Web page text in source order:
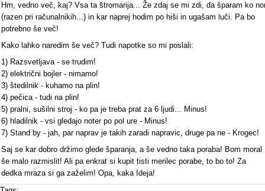
Hm, vedno več, kaj? Vsa ta štromarija... Že zdaj se mi zdi, da šparam ko
(razen pri računalnikih...) in kar naprej hodim po hiši in ugašam luči. Pa bo
potrebno še več!
Kako lahko naredim še več? Tudi napotke so mi poslali:
1) Razsvetljava - se trudim!
2) električni bojler - nimamo!
3) štedilnik - kuhamo na plin!
4) pečica - tudi na plin!
5) pralni, sušilni stroj - ko pa je treba prat za 6 ljudi... Minus!
6) hladilnik - vsi gledajo noter po pol ure - Minus!
7) Stand by - jah, par naprav je takih zaradi napravic, druge pa ne - Krogec!
Saj se kar dobro držimo glede šparanja, a še vedno taka poraba! Bom moral
še malo razmislit! Ali pa enkrat si kupit tisti merilec porabe, to bo to! Za
dedka mraza si ga zaželim! Opa, kaka Ideja!